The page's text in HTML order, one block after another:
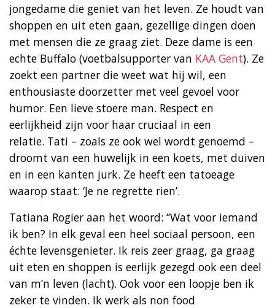
jongedame die geniet van het leven. Ze houdt van
shoppen en uit eten gaan, gezellige dingen doen
met mensen die ze graag ziet. Deze dame is een
echte Buffalo (voetbalsupporter van KAA Gent). Ze
zoekt een partner die weet wat hij wil, een
enthousiaste doorzetter met veel gevoel voor
humor. Een lieve stoere man. Respect en
eerlijkheid zijn voor haar cruciaal in een
relatie. Tati – zoals ze ook wel wordt genoemd –
droomt van een huwelijk in een koets, met duiven
en in een kanten jurk. Ze heeft een tatoeage
waarop staat: ‘Je ne regrette rien’.
Tatiana Rogier aan het woord: “Wat voor iemand
ik ben? In elk geval een heel sociaal persoon, een
échte levensgenieter. Ik reis zeer graag, ga graag
uit eten en shoppen is eerlijk gezegd ook een deel
van m’n leven (lacht). Ook voor een loopje ben ik
zeker te vinden. Ik werk als non food